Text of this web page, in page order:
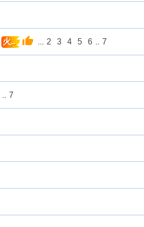
火.. ... 2 3 4 5 6 .. 7
.. 7